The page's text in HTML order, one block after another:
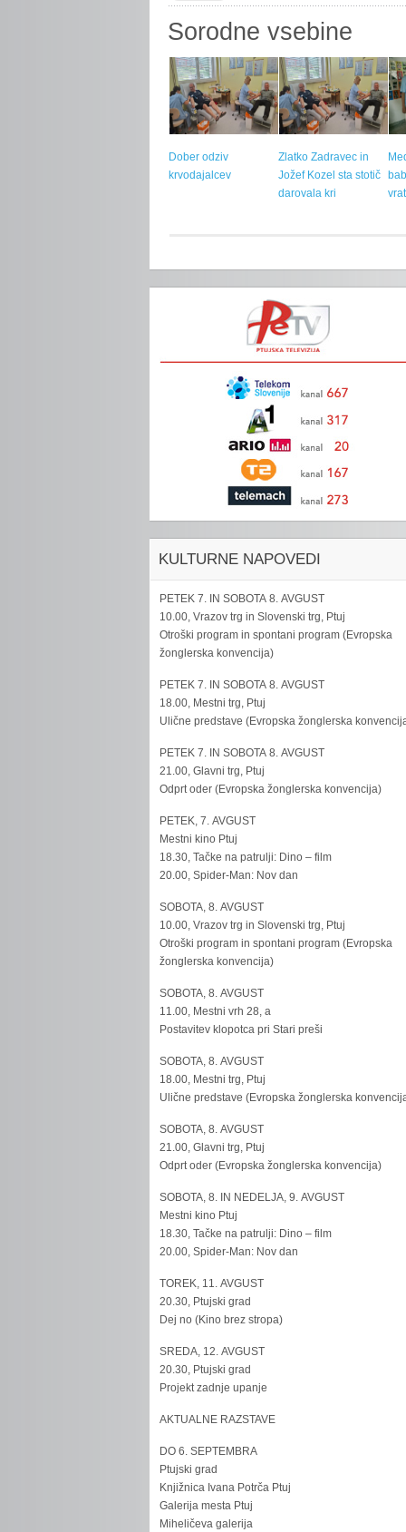
Sorodne vsebine
Dober odziv
krvodajalcev
Zlatko Zadravec in
Jožef Kozel sta stotič
darovala kri
KULTURNE NAPOVEDI
PETEK 7. IN SOBOTA 8. AVGUST
10.00, Vrazov trg in Slovenski trg, Ptuj
Otroški program in spontani program (Evropska
žonglerska konvencija)
PETEK 7. IN SOBOTA 8. AVGUST
18.00, Mestni trg, Ptuj
Ulične predstave (Evropska žonglerska
PETEK 7. IN SOBOTA 8. AVGUST
21.00, Glavni trg, Ptuj
Odprt oder (Evropska žonglerska konvencija)
PETEK, 7. AVGUST
Mestni kino Ptuj
18.30, Tačke na patrulji: Dino – film
20.00, Spider-Man: Nov dan
SOBOTA, 8. AVGUST
10.00, Vrazov trg in Slovenski trg, Ptuj
Otroški program in spontani program (Evropska
žonglerska konvencija)
SOBOTA, 8. AVGUST
11.00, Mestni vrh 28, a
Postavitev klopotca pri Stari preši
SOBOTA, 8. AVGUST
18.00, Mestni trg, Ptuj
Ulične predstave (Evropska žonglerska
SOBOTA, 8. AVGUST
21.00, Glavni trg, Ptuj
Odprt oder (Evropska žonglerska konvencija)
SOBOTA, 8. IN NEDELJA, 9. AVGUST
Mestni kino Ptuj
18.30, Tačke na patrulji: Dino – film
20.00, Spider-Man: Nov dan
TOREK, 11. AVGUST
20.30, Ptujski grad
Dej no (Kino brez stropa)
SREDA, 12. AVGUST
20.30, Ptujski grad
Projekt zadnje upanje
AKTUALNE RAZSTAVE
DO 6. SEPTEMBRA
Ptujski grad
Knjižnica Ivana Potrča Ptuj
Galerija mesta Ptuj
Miheličeva galerija